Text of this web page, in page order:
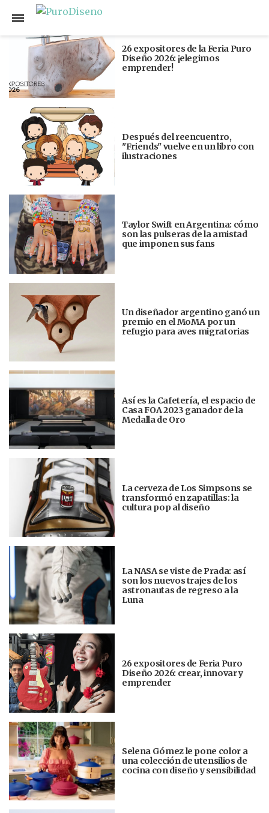
Anterior
26 expositores de la Feria Puro
Diseño 2026: ¡elegimos
emprender!
Después del reencuentro,
"Friends" vuelve en un libro con
ilustraciones
Taylor Swift en Argentina: cómo
son las pulseras de la amistad
que imponen sus fans
Un diseñador argentino ganó un
premio en el MoMA por un
refugio para aves migratorias
Así es la Cafetería, el espacio de
Casa FOA 2023 ganador de la
Medalla de Oro
La cerveza de Los Simpsons se
transformó en zapatillas: la
cultura pop al diseño
La NASA se viste de Prada: así
son los nuevos trajes de los
astronautas de regreso a la
Luna
26 expositores de Feria Puro
Diseño 2026: crear, innovar y
emprender
Selena Gómez le pone color a
una colección de utensilios de
cocina con diseño y sensibilidad
Siguiente